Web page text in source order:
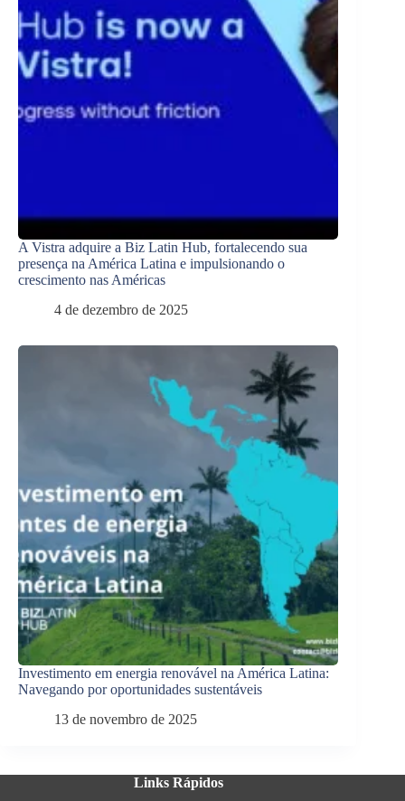
A Vistra adquire a Biz Latin Hub, fortalecendo sua
presença na América Latina e impulsionando o
crescimento nas Américas
4 de dezembro de 2025
Investimento em energia renovável na América Latina:
Navegando por oportunidades sustentáveis
13 de novembro de 2025
Links Rápidos